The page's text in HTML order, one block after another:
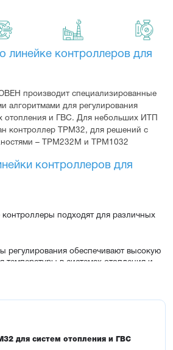
линейке контроллеров для
производит специализированные
алгоритмами для регулирования
отопления и ГВС. Для небольших ИТП
контроллер ТРМ32, для решений с
– ТРМ232М и ТРМ1032
контроллеров для
подходят для различных
регулирования обеспечивают высокую
температуры в системах отопления и
на ГВС за счет снижения
в выходные дни, дневное и ночное
с панели приборов и с ПК.
для систем отопления и ГВС